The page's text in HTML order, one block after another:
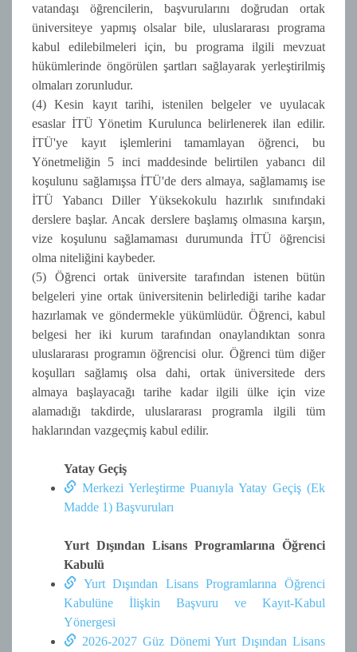
vatandaşı öğrencilerin, başvurularını doğrudan ortak
üniversiteye yapmış olsalar bile, uluslararası programa
kabul edilebilmeleri için, bu programa ilgili mevzuat
hükümlerinde öngörülen şartları sağlayarak yerleştirilmiş
olmaları zorunludur.
(4) Kesin kayıt tarihi, istenilen belgeler ve uyulacak
esaslar İTÜ Yönetim Kurulunca belirlenerek ilan edilir.
İTÜ'ye kayıt işlemlerini tamamlayan öğrenci, bu
Yönetmeliğin 5 inci maddesinde belirtilen yabancı dil
koşulunu sağlamışsa İTÜ'de ders almaya, sağlamamış ise
İTÜ Yabancı Diller Yüksekokulu hazırlık sınıfındaki
derslere başlar. Ancak derslere başlamış olmasına karşın,
vize koşulunu sağlamaması durumunda İTÜ öğrencisi
olma niteliğini kaybeder.
(5) Öğrenci ortak üniversite tarafından istenen bütün
belgeleri yine ortak üniversitenin belirlediği tarihe kadar
hazırlamak ve göndermekle yükümlüdür. Öğrenci, kabul
belgesi her iki kurum tarafından onaylandıktan sonra
uluslararası programın öğrencisi olur. Öğrenci tüm diğer
koşulları sağlamış olsa dahi, ortak üniversitede ders
almaya başlayacağı tarihe kadar ilgili ülke için vize
alamadığı takdirde, uluslararası programla ilgili tüm
haklarından vazgeçmiş kabul edilir.
Yatay Geçiş
Merkezi Yerleştirme Puanıyla Yatay Geçiş (Ek
Madde 1) Başvuruları
Yurt Dışından Lisans Programlarına Öğrenci
Kabulü
Yurt Dışından Lisans Programlarına Öğrenci
Kabulüne İlişkin Başvuru ve Kayıt-Kabul
Yönergesi
2026-2027 Güz Dönemi Yurt Dışından Lisans